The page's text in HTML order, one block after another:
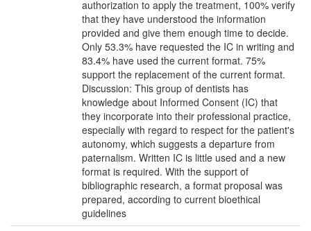
authorization to apply the treatment, 100% verify
that they have understood the information
provided and give them enough time to decide.
Only 53.3% have requested the IC in writing and
83.4% have used the current format. 75%
support the replacement of the current format.
Discussion: This group of dentists has
knowledge about Informed Consent (IC) that
they incorporate into their professional practice,
especially with regard to respect for the patient's
autonomy, which suggests a departure from
paternalism. Written IC is little used and a new
format is required. With the support of
bibliographic research, a format proposal was
prepared, according to current bioethical
guidelines